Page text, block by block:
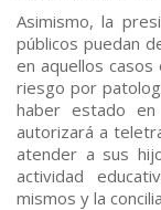
Asimismo, la
públicos puedan
en aquellos
riesgo por
haber estado
autorizará a
atender a sus
actividad
mismos y la